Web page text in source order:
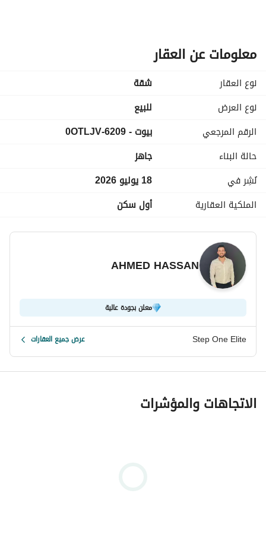
او كاش بخصم 50 % 8. مليون
للتواصل واتساب او موبايل :
عرض معلومات الاتصال
سكني مُتعدد الاستخدامات.
معلومات عن العقار
نوع العقار
شقة
نوع العرض
للبيع
الرقم المرجعي
بيوت - 6209-0OTLJV
حالة البناء
جاهز
نُشِر في
18 يوليو 2026
الملكية العقارية
أول سكن
AHMED HASSAN
معلن بجودة عالية
Step One Elite عرض جميع العقارات
الاتجاهات والمؤشرات